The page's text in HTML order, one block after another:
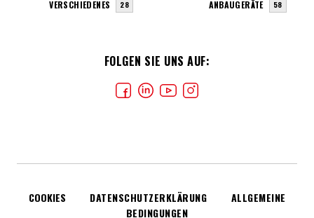
FOLGEN SIE UNS AUF:
VERSCHIEDENES 28 ANBAUGERÄTE 58
COOKIES DATENSCHUTZERKLÄRUNG
ALLGEMEINE
BEDINGUNGEN